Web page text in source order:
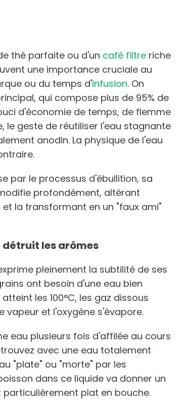
thé parfaite ou d'un café filtre riche
une importance cruciale au
ou du temps d'infusion. On
qui compose plus de 95% de
d'économie de temps, de flemme
le geste de réutiliser l'eau stagnante
anodin. La physique de l'eau
par le processus d'ébullition, sa
profondément, altérant
la transformant en un "faux ami"
les arômes
pleinement la subtilité de ses
ont besoin d'une eau bien
les 100°C, les gaz dissous
vapeur et l'oxygène s'évapore.
eau plusieurs fois d'affilée au cours
avec une eau totalement
"plate" ou "morte" par les
dans ce liquide va donner un
plat en bouche.